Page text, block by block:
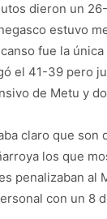
dieron un
estuvo
fue la
el 41-39 pero
de Metu y
claro que son
los que
penalizaban al
con un 8